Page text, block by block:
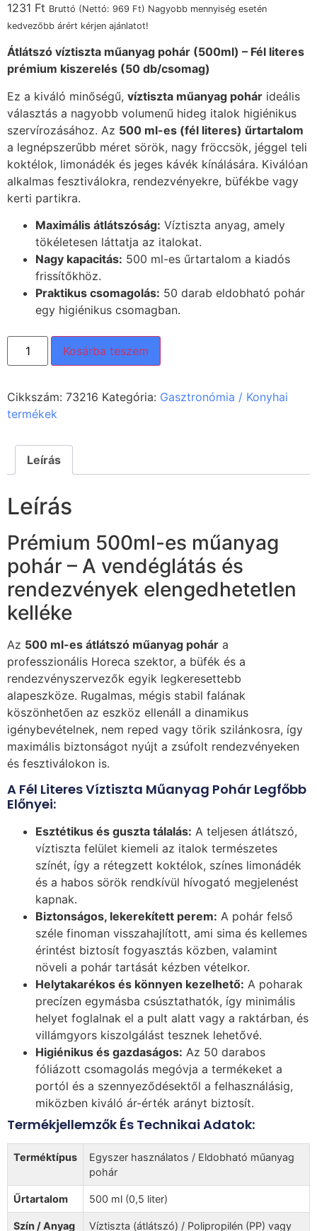
1231 Ft Bruttó (Nettó: 969 Ft) Nagyobb mennyiség esetén
kedvezőbb árért kérjen ajánlatot!
Átlátszó víztiszta műanyag pohár (500ml) – Fél literes
prémium kiszerelés (50 db/csomag)
Ez a kiváló minőségű, víztiszta műanyag pohár ideális
választás a nagyobb volumenű hideg italok higiénikus
szervírozásához. Az 500 ml-es (fél literes) űrtartalom
a legnépszerűbb méret sörök, nagy fröccsök, jéggel teli
koktélok, limonádék és jeges kávék kínálására. Kiválóan
alkalmas fesztiválokra, rendezvényekre, büfékbe vagy
kerti partikra.
Maximális átlátszóság: Víztiszta anyag, amely
tökéletesen láttatja az italokat.
Nagy kapacitás: 500 ml-es űrtartalom a kiadós
frissítőkhöz.
Praktikus csomagolás: 50 darab eldobható pohár
egy higiénikus csomagban.
Kosárba teszem
Cikkszám: 73216 Kategória: Gasztronómia / Konyhai
termékek
Leírás
Leírás
Prémium 500ml-es műanyag
pohár – A vendéglátás és
rendezvények elengedhetetlen
kelléke
Az 500 ml-es átlátszó műanyag pohár a
professzionális Horeca szektor, a büfék és a
rendezvényszervezők egyik legkeresettebb
alapeszköze. Rugalmas, mégis stabil falának
köszönhetően az eszköz ellenáll a dinamikus
igénybevételnek, nem reped vagy törik szilánkosra, így
maximális biztonságot nyújt a zsúfolt rendezvényeken
és fesztiválokon is.
A Fél Literes Víztiszta Műanyag Pohár Legfőbb
Előnyei:
Esztétikus és guszta tálalás: A teljesen átlátszó,
víztiszta felület kiemeli az italok természetes
színét, így a rétegzett koktélok, színes limonádék
és a habos sörök rendkívül hívogató megjelenést
kapnak.
Biztonságos, lekerekített perem: A pohár felső
széle finoman visszahajlított, ami sima és kellemes
érintést biztosít fogyasztás közben, valamint
növeli a pohár tartását kézben vételkor.
Helytakarékos és könnyen kezelhető: A poharak
precízen egymásba csúsztathatók, így minimális
helyet foglalnak el a pult alatt vagy a raktárban, és
villámgyors kiszolgálást tesznek lehetővé.
Higiénikus és gazdaságos: Az 50 darabos
fóliázott csomagolás megóvja a termékeket a
portól és a szennyeződésektől a felhasználásig,
miközben kiváló ár-érték arányt biztosít.
Termékjellemzők És Technikai Adatok:
Terméktípus
Egyszer használatos / Eldobható műanyag
pohár
Űrtartalom 500 ml (0,5 liter)
Szín / Anyag Víztiszta (átlátszó) / Polipropilén (PP) vagy